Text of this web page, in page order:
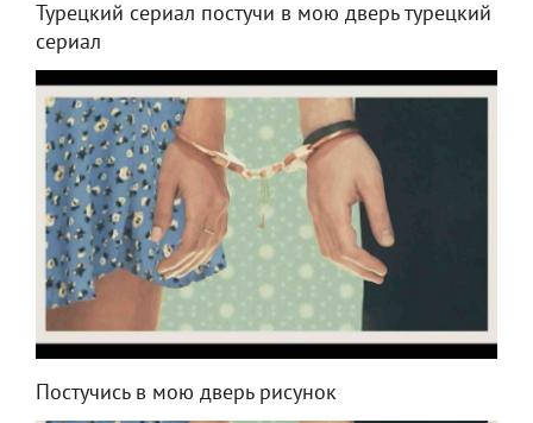
Турецкий сериал постучи в мою дверь турецкий
сериал
Постучись в мою дверь рисунок